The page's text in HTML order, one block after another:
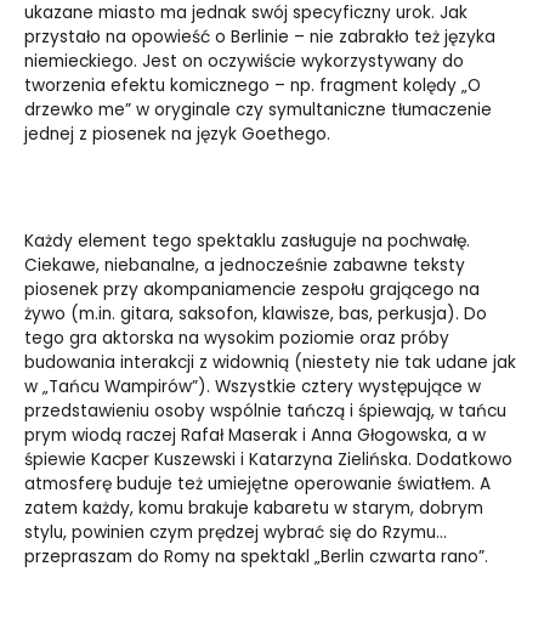
ukazane miasto ma jednak swój specyficzny urok. Jak
przystało na opowieść o Berlinie – nie zabrakło też języka
niemieckiego. Jest on oczywiście wykorzystywany do
tworzenia efektu komicznego – np. fragment kolędy „O
drzewko me” w oryginale czy symultaniczne tłumaczenie
jednej z piosenek na język Goethego.
Każdy element tego spektaklu zasługuje na pochwałę.
Ciekawe, niebanalne, a jednocześnie zabawne teksty
piosenek przy akompaniamencie zespołu grającego na
żywo (m.in. gitara, saksofon, klawisze, bas, perkusja). Do
tego gra aktorska na wysokim poziomie oraz próby
budowania interakcji z widownią (niestety nie tak udane jak
w „Tańcu Wampirów”). Wszystkie cztery występujące w
przedstawieniu osoby wspólnie tańczą i śpiewają, w tańcu
prym wiodą raczej Rafał Maserak i Anna Głogowska, a w
śpiewie Kacper Kuszewski i Katarzyna Zielińska. Dodatkowo
atmosferę buduje też umiejętne operowanie światłem. A
zatem każdy, komu brakuje kabaretu w starym, dobrym
stylu, powinien czym prędzej wybrać się do Rzymu…
przepraszam do Romy na spektakl „Berlin czwarta rano”.